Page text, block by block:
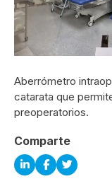
Aberrómetro
catarata que
preoperatorios.
Comparte